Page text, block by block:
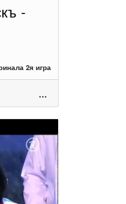
-
2я игра
...